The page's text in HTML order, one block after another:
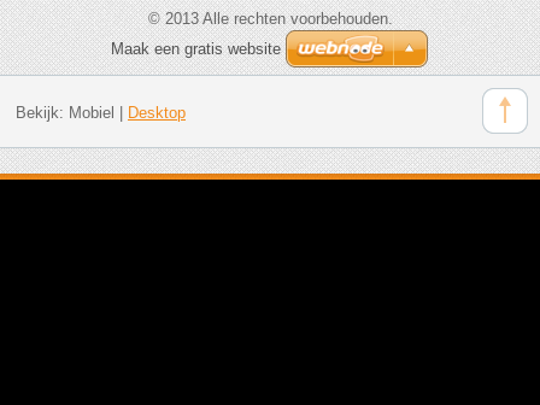
© 2013 Alle rechten voorbehouden.
Maak een gratis website
Bekijk: Mobiel Desktop